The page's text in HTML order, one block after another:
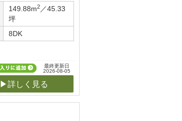
149.88m2 ／45.33
坪
8DK
最終更新日
2026-08-05
▶詳しく見る